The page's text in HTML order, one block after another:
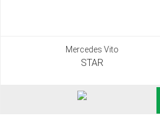
Mercedes Vito
STAR